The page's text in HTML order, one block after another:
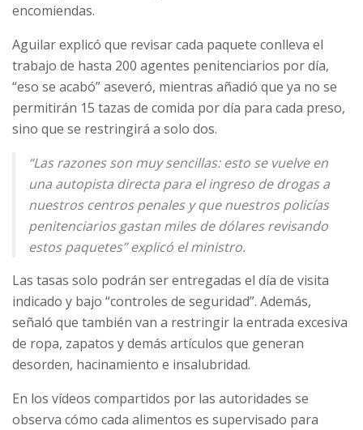
encomiendas.
Aguilar explicó que revisar cada paquete conlleva el
trabajo de hasta 200 agentes penitenciarios por día,
“eso se acabó” aseveró, mientras añadió que ya no se
permitirán 15 tazas de comida por día para cada preso,
sino que se restringirá a solo dos.
“Las razones son muy sencillas: esto se vuelve en
una autopista directa para el ingreso de drogas a
nuestros centros penales y que nuestros policías
penitenciarios gastan miles de dólares revisando
estos paquetes” explicó el ministro.
Las tasas solo podrán ser entregadas el día de visita
indicado y bajo “controles de seguridad”. Además,
señaló que también van a restringir la entrada excesiva
de ropa, zapatos y demás artículos que generan
desorden, hacinamiento e insalubridad.
En los vídeos compartidos por las autoridades se
observa cómo cada alimentos es supervisado para